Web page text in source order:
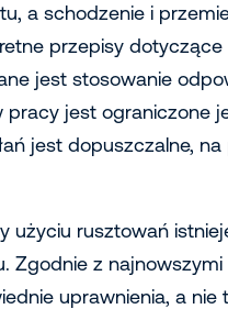
a schodzenie i
przepisy
jest stosowanie
jest ograniczone
jest dopuszczalne,
użyciu rusztowań
Zgodnie z
uprawnienia, a nie